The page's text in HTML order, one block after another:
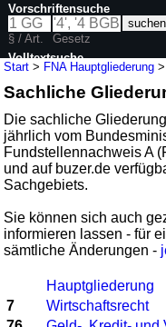
Start > FNA Hauptgliederung
Sachliche
Die sachliche
jährlich vom
Fundstellennachweis A
und auf buzer.de
Sachgebiets.
Sie können sich auch
informieren lassen - für
sämtliche Änderungen -
Hauptgliederung
7
Wirtschaftsrecht
Vorschriftensuche
§ / Art.
Gesetz
Volltextsuche